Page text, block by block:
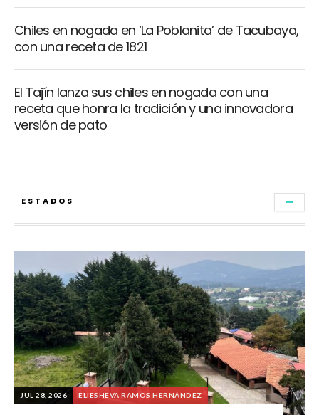
Chiles en nogada en ‘La Poblanita’ de Tacubaya,
con una receta de 1821
El Tajín lanza sus chiles en nogada con una
receta que honra la tradición y una innovadora
versión de pato
ESTADOS
JUL 28, 2026 ELIESHEVA RAMOS HERNÁNDEZ